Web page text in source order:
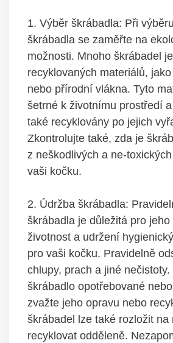
1. Výběr škrábadla: Při
škrábadla se zaměřte na
možnosti. Mnoho škrábadel
recyklovaných materiálů,
nebo přírodní vlákna. Tyto
šetrné k životnímu prostředí
také recyklovány po jejich
Zkontrolujte také, zda je
z neškodlivých a ne-
vaši kočku.
2. Údržba škrábadla:
škrábadla je důležitá pro jeho
životnost a udržení
pro vaši kočku. Pravidelně
chlupy, prach a jiné
škrábadlo opotřebované
zvažte jeho opravu nebo
škrábadel lze také rozložit na
recyklovat odděleně.